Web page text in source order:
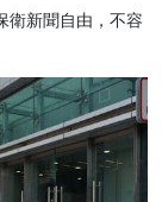
衛新聞自由，不容